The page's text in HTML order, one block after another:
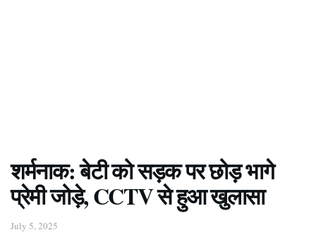
शर्मनाक: बेटी को सड़क पर छोड़ भागे
प्रेमी जोड़े, CCTV से हुआ खुलासा
July 5, 2025